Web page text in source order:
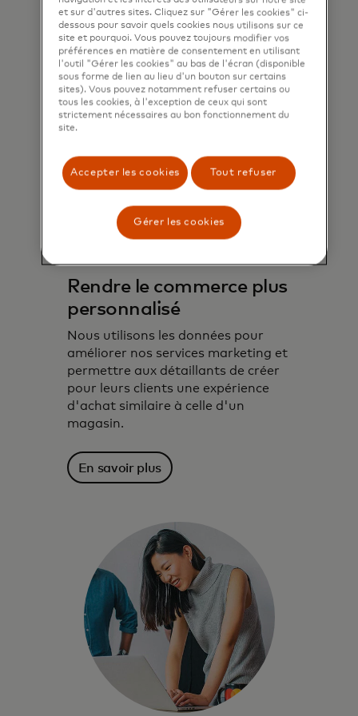
Rendre le commerce plus
personnalisé
Nous utilisons les données pour
améliorer nos services marketing et
permettre aux détaillants de créer
pour leurs clients une expérience
d'achat similaire à celle d'un
magasin.
En savoir plus
et sur d'autres sites. Cliquez sur "Gérer les cookies" ci-
dessous pour savoir quels cookies nous utilisons sur ce
site et pourquoi. Vous pouvez toujours modifier vos
préférences en matière de consentement en utilisant
l'outil "Gérer les cookies" au bas de l'écran (disponible
sous forme de lien au lieu d'un bouton sur certains
sites). Vous pouvez notamment refuser certains ou
tous les cookies, à l'exception de ceux qui sont
strictement nécessaires au bon fonctionnement du
site.
Accepter les cookies Tout refuser
Gérer les cookies